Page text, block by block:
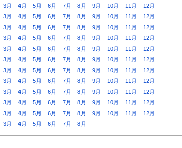
3月 4月 5月 6月 7月 8月 9月 10月 11月
12月
3月 4月 5月 6月 7月 8月 9月 10月 11月
12月
3月 4月 5月 6月 7月 8月 9月 10月 11月
12月
3月 4月 5月 6月 7月 8月 9月 10月 11月
12月
3月 4月 5月 6月 7月 8月 9月 10月 11月
12月
3月 4月 5月 6月 7月 8月 9月 10月 11月
12月
3月 4月 5月 6月 7月 8月 9月 10月 11月
12月
3月 4月 5月 6月 7月 8月 9月 10月 11月
12月
3月 4月 5月 6月 7月 8月 9月 10月 11月
12月
3月 4月 5月 6月 7月 8月 9月 10月 11月
12月
3月 4月 5月 6月 7月 8月 9月 10月 11月
12月
3月 4月 5月 6月 7月 8月